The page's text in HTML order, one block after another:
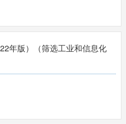
年版）（筛选工业和信息化